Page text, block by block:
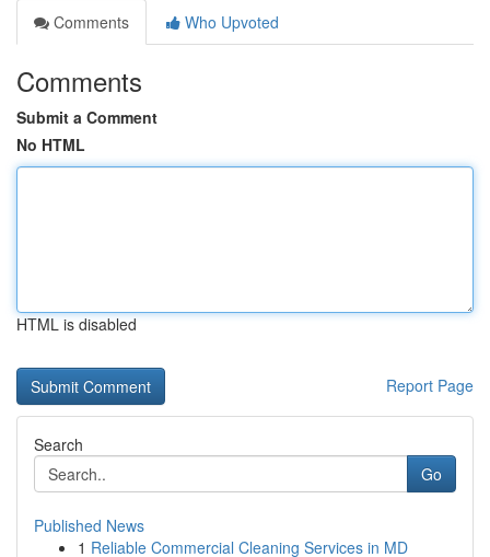
Comments
Who Upvoted
Comments
Submit a Comment
No HTML
HTML is disabled
Report Page
Search
Go
Published News
1 Reliable Commercial Cleaning Services in MD